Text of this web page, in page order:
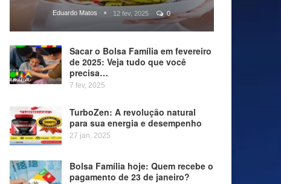
Eduardo Matos 12 fev, 2025 0
Sacar o Bolsa Família em fevereiro
de 2025: Veja tudo que você
precisa…
7 fev, 2025
TurboZen: A revolução natural
para sua energia e desempenho
27 jan, 2025
Bolsa Família hoje: Quem recebe o
pagamento de 23 de janeiro?